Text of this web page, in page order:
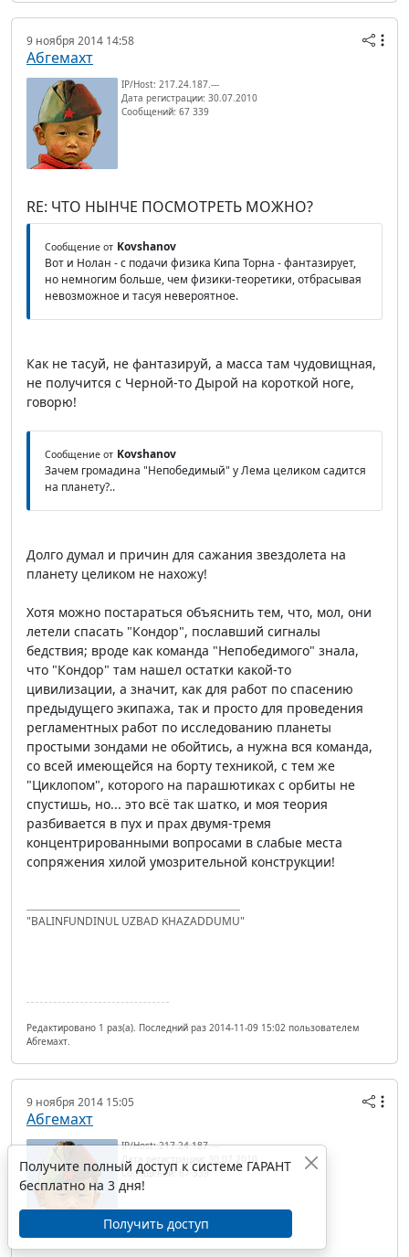
9 ноября 2014 14:58
Абгемахт
IP/Host: 217.24.187.---
Дата регистрации: 30.07.2010
Сообщений: 67 339
RE: ЧТО НЫНЧЕ ПОСМОТРЕТЬ МОЖНО?
Сообщение от Kovshanov
Вот и Нолан - с подачи физика Кипа Торна - фантазирует,
но немногим больше, чем физики-теоретики, отбрасывая
невозможное и тасуя невероятное.
Как не тасуй, не фантазируй, а масса там чудовищная,
не получится с Черной-то Дырой на короткой ноге,
говорю!
Сообщение от Kovshanov
Зачем громадина "Непобедимый" у Лема целиком садится
на планету?..
Долго думал и причин для сажания звездолета на
планету целиком не нахожу!
Хотя можно постараться объяснить тем, что, мол, они
летели спасать "Кондор", пославший сигналы
бедствия; вроде как команда "Непобедимого" знала,
что "Кондор" там нашел остатки какой-то
цивилизации, а значит, как для работ по спасению
предыдущего экипажа, так и просто для проведения
регламентных работ по исследованию планеты
простыми зондами не обойтись, а нужна вся команда,
со всей имеющейся на борту техникой, с тем же
"Циклопом", которого на парашютиках с орбиты не
спустишь, но... это всё так шатко, и моя теория
разбивается в пух и прах двумя-тремя
концентрированными вопросами в слабые места
сопряжения хилой умозрительной конструкции!
"BALINFUNDINUL UZBAD KHAZADDUMU"
Редактировано 1 раз(а). Последний раз 2014-11-09 15:02 пользователем
Абгемахт.
9 ноября 2014 15:05
Абгемахт
IP/Host: 217.24.187.---
Дата регистрации: 30.07.2010
Сообщений: 67 339
Получите полный доступ к системе ГАРАНТ
бесплатно на 3 дня!
Получить доступ